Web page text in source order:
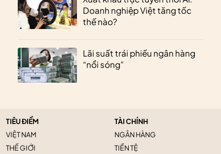
Doanh nghiệp Việt tăng tốc
thế nào?
Lãi suất trái phiếu ngân hàng
“nổi sóng”
TIÊU ĐIỂM
VIỆT NAM
THẾ GIỚI
TÀI CHÍNH
NGÂN HÀNG
TIỀN TỆ